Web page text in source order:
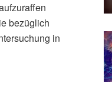
bezüglich
in